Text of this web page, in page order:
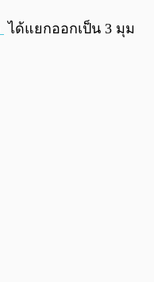
ได้แยกออกเป็น 3 มุม